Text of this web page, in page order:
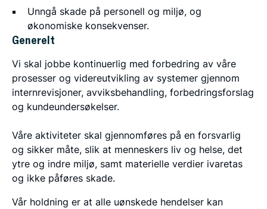
Unngå skade på personell og miljø, og
økonomiske konsekvenser.
Generelt
Vi skal jobbe kontinuerlig med forbedring av våre
prosesser og videreutvikling av systemer gjennom
internrevisjoner, avviksbehandling, forbedringsforslag
og kundeundersøkelser.
Våre aktiviteter skal gjennomføres på en forsvarlig
og sikker måte, slik at menneskers liv og helse, det
ytre og indre miljø, samt materielle verdier ivaretas
og ikke påføres skade.
Vår holdning er at alle uønskede hendelser kan